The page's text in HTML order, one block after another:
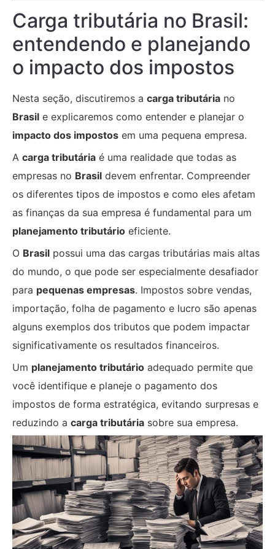
Carga tributária no Brasil:
entendendo e planejando
o impacto dos impostos
Nesta seção, discutiremos a carga tributária no
Brasil e explicaremos como entender e planejar o
impacto dos impostos em uma pequena empresa.
A carga tributária é uma realidade que todas as
empresas no Brasil devem enfrentar. Compreender
os diferentes tipos de impostos e como eles afetam
as finanças da sua empresa é fundamental para um
planejamento tributário eficiente.
O Brasil possui uma das cargas tributárias mais altas
do mundo, o que pode ser especialmente desafiador
para pequenas empresas. Impostos sobre vendas,
importação, folha de pagamento e lucro são apenas
alguns exemplos dos tributos que podem impactar
significativamente os resultados financeiros.
Um planejamento tributário adequado permite que
você identifique e planeje o pagamento dos
impostos de forma estratégica, evitando surpresas e
reduzindo a carga tributária sobre sua empresa.